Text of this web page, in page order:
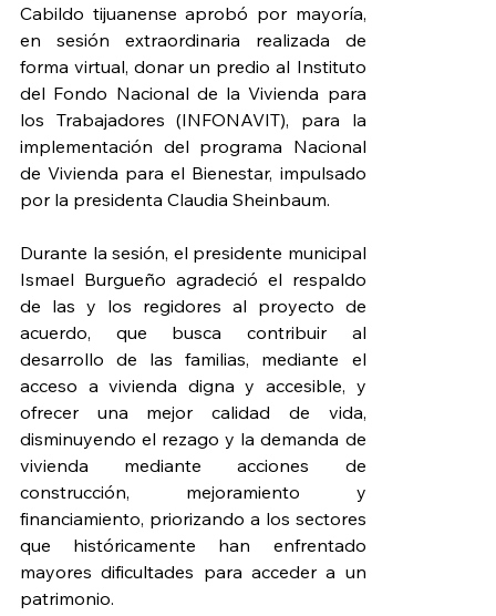
Cabildo tijuanense aprobó por mayoría,
en sesión extraordinaria realizada de
forma virtual, donar un predio al Instituto
del Fondo Nacional de la Vivienda para
los Trabajadores (INFONAVIT), para la
implementación del programa Nacional
de Vivienda para el Bienestar, impulsado
por la presidenta Claudia Sheinbaum.
Durante la sesión, el presidente municipal
Ismael Burgueño agradeció el respaldo
de las y los regidores al proyecto de
acuerdo, que busca contribuir al
desarrollo de las familias, mediante el
acceso a vivienda digna y accesible, y
ofrecer una mejor calidad de vida,
disminuyendo el rezago y la demanda de
vivienda mediante acciones de
construcción, mejoramiento y
financiamiento, priorizando a los sectores
que históricamente han enfrentado
mayores dificultades para acceder a un
patrimonio.